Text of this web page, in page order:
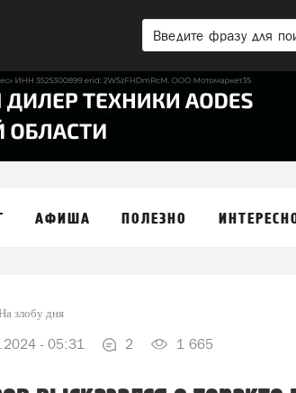
АФИША ПОЛЕЗНО
злобу дня
- 05:31 2 1 665